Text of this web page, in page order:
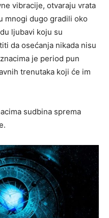
vibracije, otvaraju vrata
mnogi dugo gradili oko
ljubavi koju su
da osećanja nikada nisu
je period pun
trenutaka koji će im
sudbina sprema